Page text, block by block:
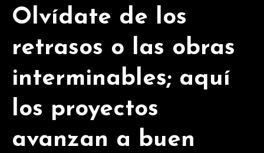
Olvídate de los
retrasos o las obras
interminables; aquí
los proyectos
avanzan a buen